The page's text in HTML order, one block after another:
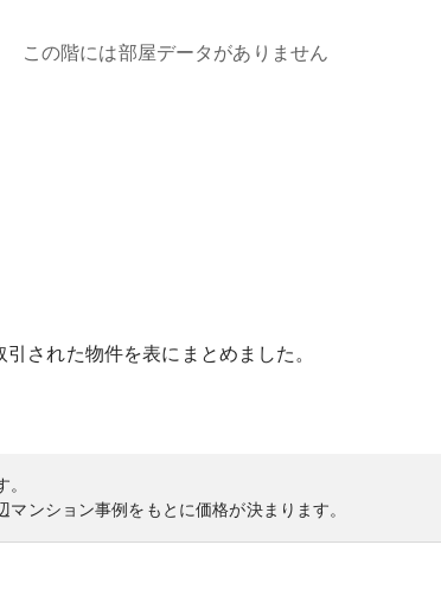
この階には部屋データがありません
引された物件を表にまとめました。
ンション事例をもとに価格が決まります。